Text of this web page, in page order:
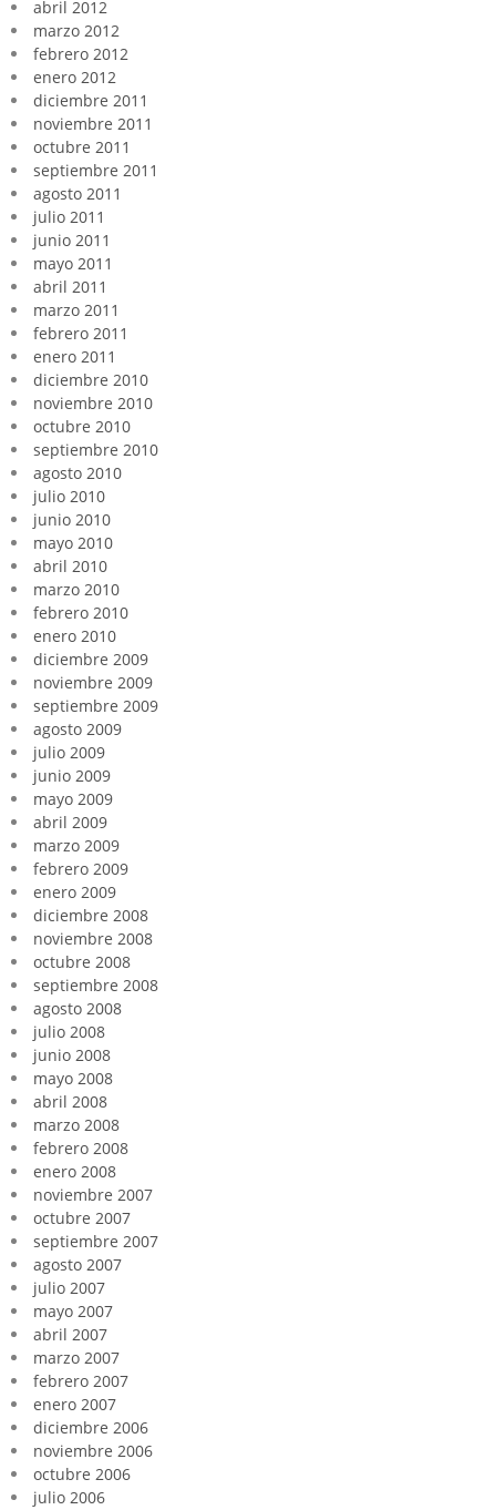
abril 2012
marzo 2012
febrero 2012
enero 2012
diciembre 2011
noviembre 2011
octubre 2011
septiembre 2011
agosto 2011
julio 2011
junio 2011
mayo 2011
abril 2011
marzo 2011
febrero 2011
enero 2011
diciembre 2010
noviembre 2010
octubre 2010
septiembre 2010
agosto 2010
julio 2010
junio 2010
mayo 2010
abril 2010
marzo 2010
febrero 2010
enero 2010
diciembre 2009
noviembre 2009
septiembre 2009
agosto 2009
julio 2009
junio 2009
mayo 2009
abril 2009
marzo 2009
febrero 2009
enero 2009
diciembre 2008
noviembre 2008
octubre 2008
septiembre 2008
agosto 2008
julio 2008
junio 2008
mayo 2008
abril 2008
marzo 2008
febrero 2008
enero 2008
noviembre 2007
octubre 2007
septiembre 2007
agosto 2007
julio 2007
mayo 2007
abril 2007
marzo 2007
febrero 2007
enero 2007
diciembre 2006
noviembre 2006
octubre 2006
julio 2006